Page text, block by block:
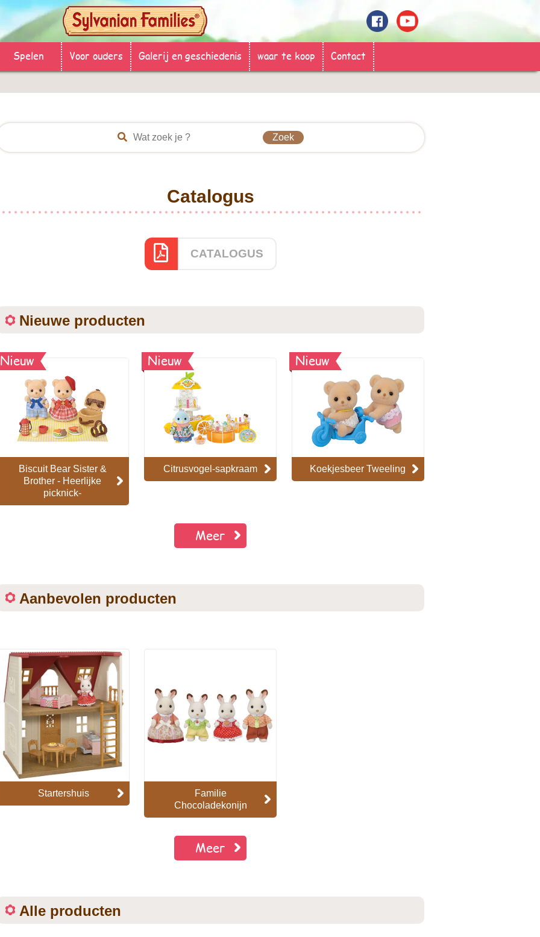
Spelen Voor ouders Galerij en geschiedenis waar te koop Contact
Catalogus
CATALOGUS
Nieuwe producten
Nieuw
Biscuit Bear Sister &
Brother - Heerlijke
picknick-
Nieuw
Citrusvogel-sapkraam
Nieuw
Koekjesbeer Tweeling
Meer
Aanbevolen producten
Startershuis
Familie
Chocoladekonijn
Meer
Alle producten